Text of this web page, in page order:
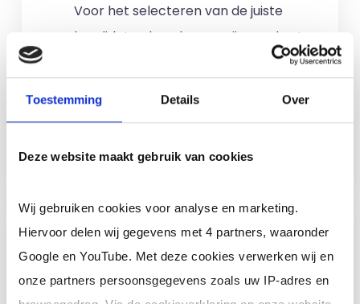
Toestemming Details Over
Deze website maakt gebruik van cookies
Wij gebruiken cookies voor analyse en marketing.
Hiervoor delen wij gegevens met 4 partners, waaronder
Google en YouTube. Met deze cookies verwerken wij en
onze partners persoonsgegevens zoals uw IP-adres en
Voor het selecteren van de juiste
kandidaten berekenen wij geen kosten.
Kosten worden
voor u aan de slag gaat.
Meer informatie
Ik ben een interim,
freelance of ZZP
professional (of ik wil in
loondienst)